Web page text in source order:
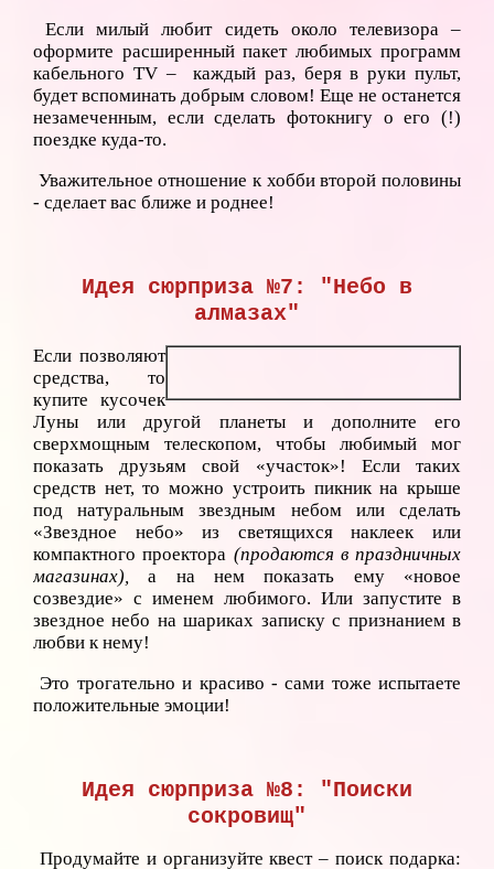
Если милый любит сидеть около телевизора –
оформите расширенный пакет любимых программ
кабельного TV – каждый раз, беря в руки пульт,
будет вспоминать добрым словом! Еще не останется
незамеченным, если сделать фотокнигу о его (!)
поездке куда-то.
Уважительное отношение к хобби второй половины
- сделает вас ближе и роднее!
Идея сюрприза №7: "Небо в
алмазах"
Если позволяют
средства, то
купите кусочек
Луны или другой планеты и дополните его
сверхмощным телескопом, чтобы любимый мог
показать друзьям свой «участок»! Если таких
средств нет, то можно устроить пикник на крыше
под натуральным звездным небом или сделать
«Звездное небо» из светящихся наклеек или
компактного проектора (продаются в праздничных
магазинах),
а на нем показать ему «новое
созвездие» с именем любимого. Или запустите в
звездное небо на шариках записку с признанием в
любви к нему!
Это трогательно и красиво - сами тоже испытаете
положительные эмоции!
Идея сюрприза №8: "Поиски
сокровищ"
Продумайте и организуйте квест – поиск подарка: